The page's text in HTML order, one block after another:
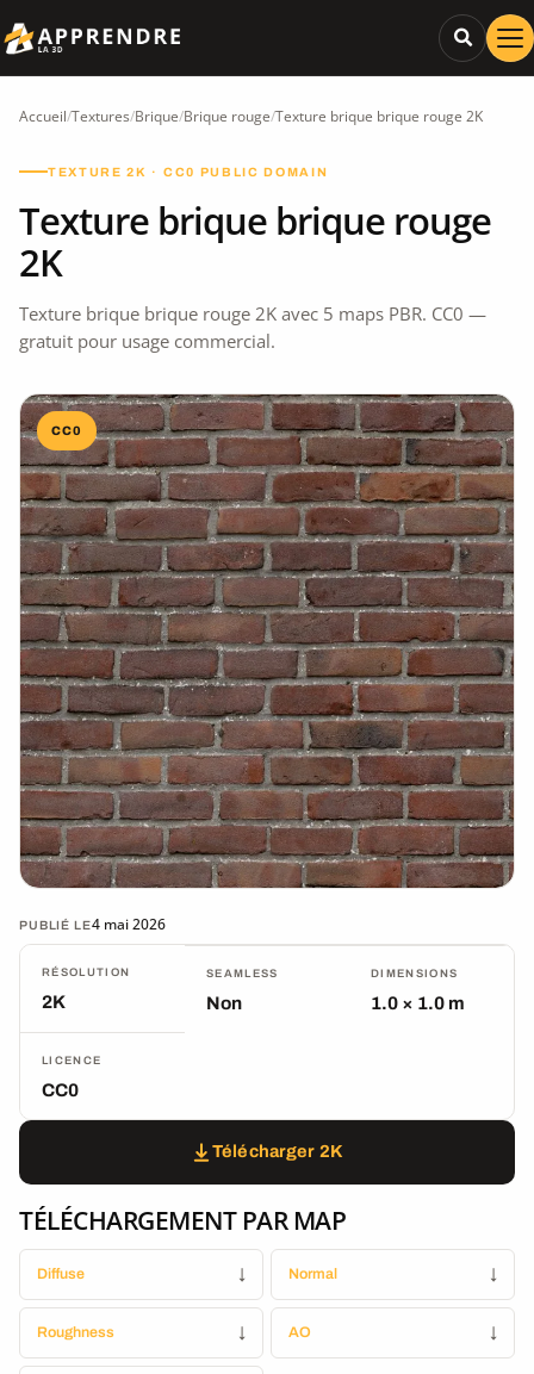
Accueil/Textures/Brique/Brique rouge/Texture brique brique rouge 2K
TEXTURE 2K · CC0 PUBLIC DOMAIN
Texture brique brique rouge
2K
Texture brique brique rouge 2K avec 5 maps PBR. CC0 —
gratuit pour usage commercial.
CC0
PUBLIÉ LE4 mai 2026
RÉSOLUTION
2K
SEAMLESS
Non
DIMENSIONS
1.0 × 1.0 m
LICENCE
CC0
Télécharger 2K
TÉLÉCHARGEMENT PAR MAP
Diffuse ↓ Normal ↓
Roughness ↓ AO ↓